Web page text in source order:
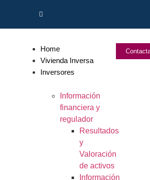
Home
Vivienda Inversa
Inversores
Información
financiera y
regulador
Resultados
y
Valoración
de activos
Información